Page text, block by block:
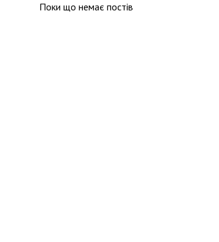
Поки що немає постів